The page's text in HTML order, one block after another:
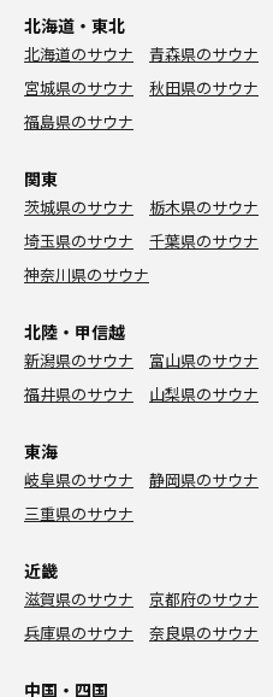
北海道・東北
北海道のサウナ 青森県のサウナ
宮城県のサウナ
秋田県のサウナ
福島県のサウナ
関東
茨城県のサウナ 栃木県のサウナ
埼玉県のサウナ
千葉県のサウナ
神奈川県のサウナ
北陸・甲信越
新潟県のサウナ 富山県のサウナ
福井県のサウナ
山梨県のサウナ
東海
岐阜県のサウナ 静岡県のサウナ
三重県のサウナ
近畿
滋賀県のサウナ 京都府のサウナ
兵庫県のサウナ
奈良県のサウナ
中国・四国